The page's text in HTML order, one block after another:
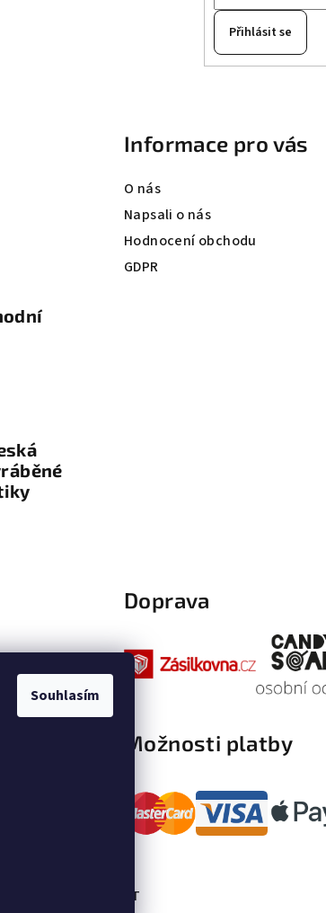
Souhlasím
Přihlásit se
Informace pro vás
O nás
Napsali o nás
Hodnocení obchodu
GDPR
Doprava
Možnosti platby
KONTAKT